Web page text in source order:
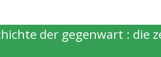
der gegenwart : die